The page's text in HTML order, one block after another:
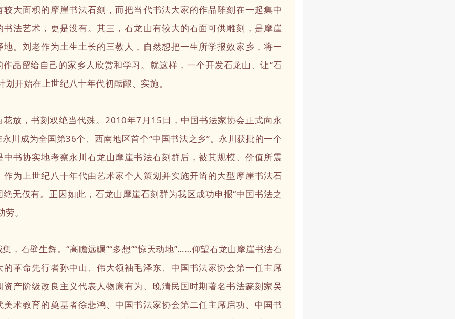
较大面积的摩崖书法石刻，而把当代书法大家的作品雕刻在一起集中
书法艺术，更是没有。其三，石龙山有较大的石面可供雕刻，是摩崖
地。刘老作为土生土长的三教人，自然想把一生所学报效家乡，将一
品留给自己的家乡人欣赏和学习。就这样，一个开发石龙山、让“石
划开始在上世纪八十年代初酝酿、实施。
，书刻双绝当代殊。2010年7月15日，中国书法家协会正式向永
川成为全国第36个、西南地区首个“中国书法之乡”。永川获批的一个
中书协实地考察永川石龙山摩崖书法石刻群后，被其规模、价值所震
作为上世纪八十年代由艺术家个人策划并实施开凿的大型摩崖书法石
无仅有。正因如此，石龙山摩崖石刻群为我区成功申报“中国书法之
。
壁生辉。“高瞻远瞩”“多想”“惊天动地”……仰望石龙山摩崖书法石
的革命先行者孙中山、伟大领袖毛泽东、中国书法家协会第一任主席
资产阶级改良主义代表人物康有为、晚清民国时期著名书法篆刻家吴
美术教育的奠基者徐悲鸿、中国书法家协会第二任主席启功、中国书